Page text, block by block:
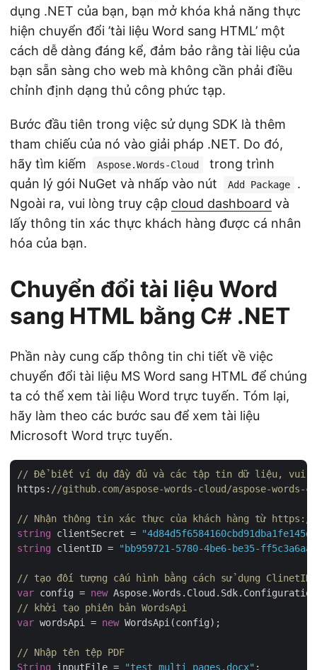
dụng .NET của bạn, bạn mở khóa khả năng thực
hiện chuyển đổi ’tài liệu Word sang HTML’ một
cách dễ dàng đáng kể, đảm bảo rằng tài liệu của
bạn sẵn sàng cho web mà không cần phải điều
chỉnh định dạng thủ công phức tạp.
Bước đầu tiên trong việc sử dụng SDK là thêm
tham chiếu của nó vào giải pháp .NET. Do đó,
hãy tìm kiếm
Aspose.Words-Cloud
trong trình
quản lý gói NuGet và nhấp vào nút
Add Package
.
Ngoài ra, vui lòng truy cập cloud dashboard và
lấy thông tin xác thực khách hàng được cá nhân
hóa của bạn.
Chuyển đổi tài liệu Word
sang HTML bằng C# .NET
Phần này cung cấp thông tin chi tiết về việc
chuyển đổi tài liệu MS Word sang HTML để chúng
ta có thể xem tài liệu Word trực tuyến. Tóm lại,
hãy làm theo các bước sau để xem tài liệu
Microsoft Word trực tuyến.
// Để biết ví dụ đầy đủ và các tập tin dữ liệu, vui
https: //github.com/aspose-words-cloud/aspose-words-
// Nhận thông tin xác thực của khách hàng từ https://
string clientSecret =
string clientID = "bb959721-5780-4be6-be35-
// tạo đối tượng cấu hình bằng cách sử dụng
var config = new
// khởi tạo phiên bản WordsApi
var wordsApi = new WordsApi(config);
// Nhập tên tệp PDF
String inputFile = "test_multi_pages.docx" ;